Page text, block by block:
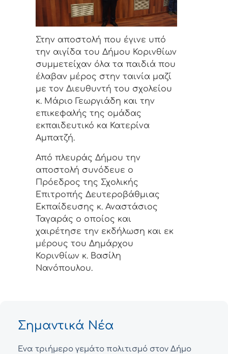
Στην αποστολή που έγινε υπό
την αιγίδα του Δήμου Κορινθίων
συμμετείχαν όλα τα παιδιά που
έλαβαν μέρος στην ταινία μαζί
με τον Διευθυντή του σχολείου
κ. Μάριο Γεωργιάδη και την
επικεφαλής της ομάδας
εκπαιδευτικό κα Κατερίνα
Αμπατζή.
Από πλευράς Δήμου την
αποστολή συνόδευε ο
Πρόεδρος της Σχολικής
Επιτροπής Δευτεροβάθμιας
Εκπαίδευσης κ. Αναστάσιος
Ταγαράς ο οποίος και
χαιρέτησε την εκδήλωση και εκ
μέρους του Δημάρχου
Κορινθίων κ. Βασίλη
Νανόπουλου.
Σημαντικά Νέα
Ένα τριήμερο γεμάτο πολιτισμό στον Δήμο